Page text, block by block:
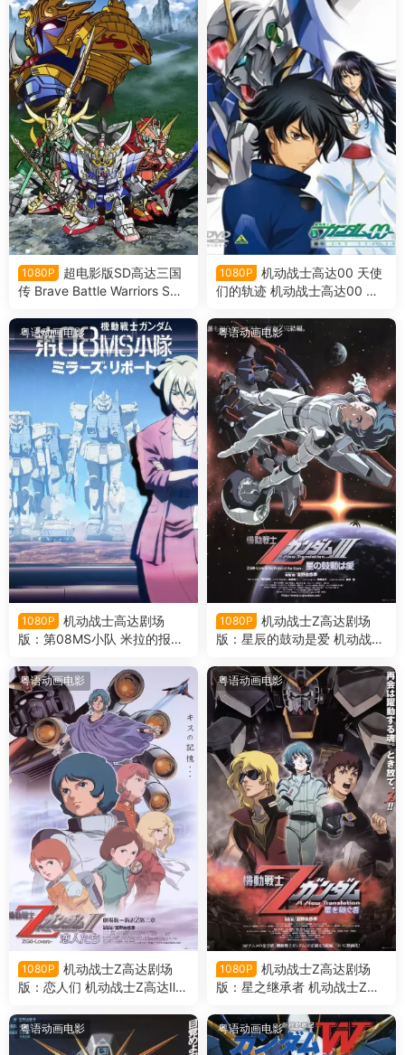
1080P
超电影版SD高达三国
传 Brave Battle Warriors SD
1080P
机动战士高达00 天使
们的轨迹 机动战士高达00 总
粤语动画电影
1080P
机动战士高达剧场
版：第08MS小队 米拉的报告
8MS小队 米娜的报告粤语版
粤语动画电影
1080P
机动战士Z高达剧场
版：星辰的鼓动是爱 机动战士
版
粤语动画电影
1080P
机动战士Z高达剧场
版：恋人们 机动战士Z高达Ⅱ：
粤语动画电影
1080P
机动战士Z高达剧场
版：星之继承者 机动战士Z高
粤语动画电影 粤语动画电影